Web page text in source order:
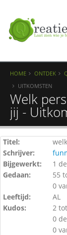
HOME ONTDEK
UITKOMSTEN
Welk
jij -
Titel:
Schrijver:
Bijgewerkt:
1
Gedaan:
55
0
Leeftijd:
AL
Kudos:
2
0
0